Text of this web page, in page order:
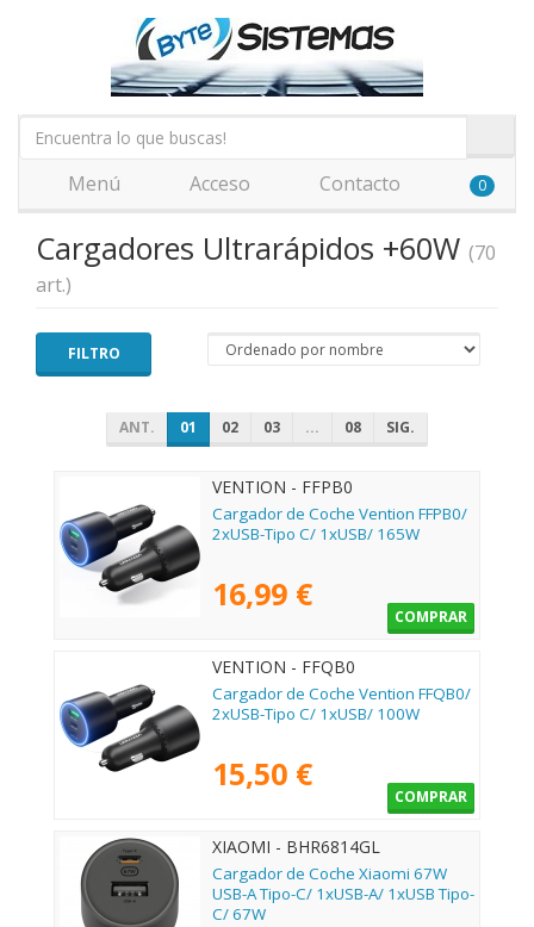
Menú Acceso Contacto 0
Cargadores Ultrarápidos +60W (70
art.)
FILTRO
ANT. 01 02 03 ... 08 SIG.
VENTION - FFPB0
Cargador de Coche Vention FFPB0/
2xUSB-Tipo C/ 1xUSB/ 165W
16,99 €
COMPRAR
VENTION - FFQB0
Cargador de Coche Vention FFQB0/
2xUSB-Tipo C/ 1xUSB/ 100W
15,50 €
COMPRAR
XIAOMI - BHR6814GL
Cargador de Coche Xiaomi 67W
USB-A Tipo-C/ 1xUSB-A/ 1xUSB Tipo-
C/ 67W